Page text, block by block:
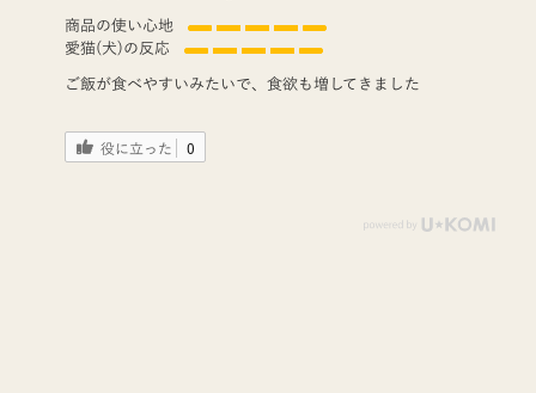
商品の使い心地
愛猫(犬)の反応
ご飯が食べやすいみたいで、食欲も増してきました
役に立った 0